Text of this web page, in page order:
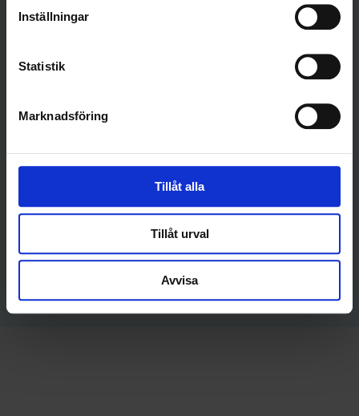
Inställningar
Statistik
Marknadsföring
Tillåt alla
Tillåt urval
Avvisa
Slutresultat